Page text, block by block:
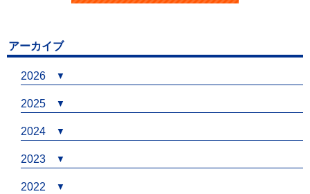
アーカイブ
2026
2025
2024
2023
2022